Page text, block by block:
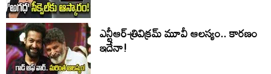
ఎన్టీఆర్-త్రివిక్రమ్ మూవీ ఆలస్యం.. కారణం
ఇదేనా!